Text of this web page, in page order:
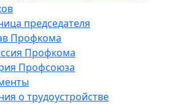
председателя
Профкома
Профкома
Профсоюза
о трудоустройстве